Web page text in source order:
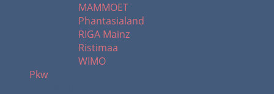
MAMMOET
Phantasialand
RIGA Mainz
Ristimaa
WIMO
Pkw